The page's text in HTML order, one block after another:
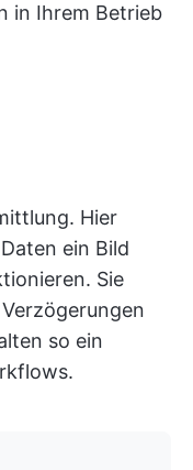
in Ihrem Betrieb
Hier
ein Bild
Sie
so ein